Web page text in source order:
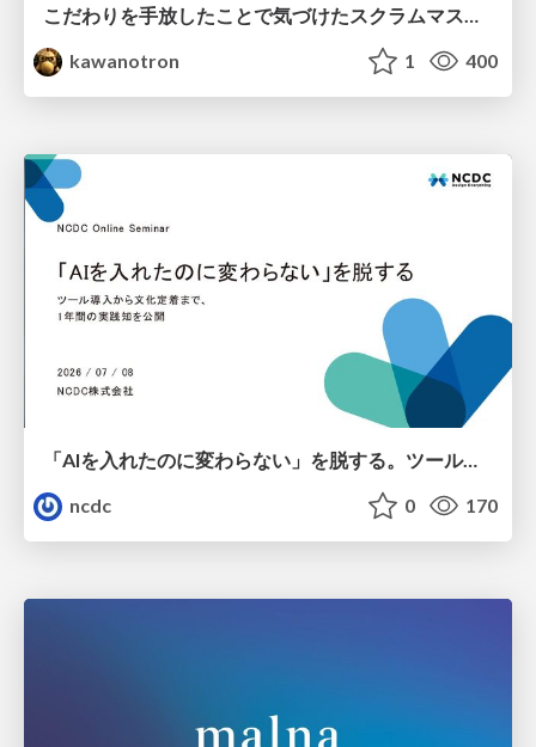
kawanotron
1 400
「AIを入れたのに変わらない」を脱する。ツール導入から文化定着まで、1年間の実践知を公開
ncdc
0 170